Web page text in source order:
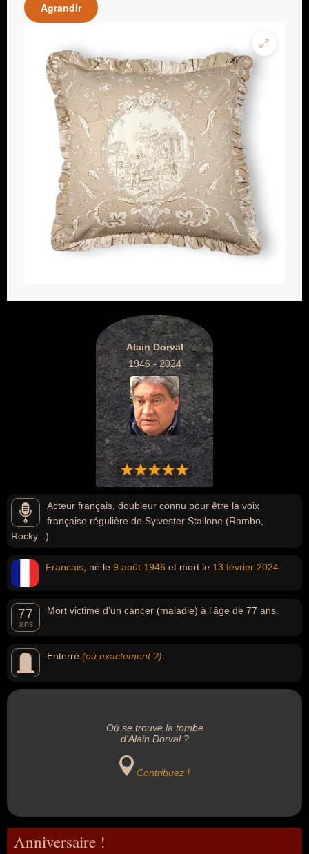
Agrandir
Alain Dorval
1946 - 2024
Acteur français, doubleur connu pour être la voix
française régulière de Sylvester Stallone (Rambo,
Rocky...).
Francais , né le 9 août 1946 et mort le 13 février 2024
77
ans
Mort victime d'un cancer (maladie) à l'âge de 77 ans.
Enterré (où exactement ?)
Où se trouve la tombe
d'Alain Dorval ?
Contribuez !
Anniversaire !